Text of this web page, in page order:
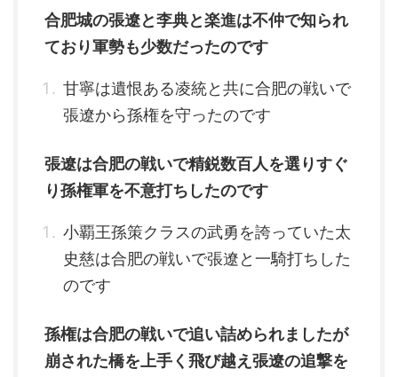
合肥城の張遼と李典と楽進は不仲で知られ
ており軍勢も少数だったのです
甘寧は遺恨ある凌統と共に合肥の戦いで
張遼から孫権を守ったのです
張遼は合肥の戦いで精鋭数百人を選りすぐ
り孫権軍を不意打ちしたのです
小覇王孫策クラスの武勇を誇っていた太
史慈は合肥の戦いで張遼と一騎打ちした
のです
孫権は合肥の戦いで追い詰められましたが
崩された橋を上手く飛び越え張遼の追撃を